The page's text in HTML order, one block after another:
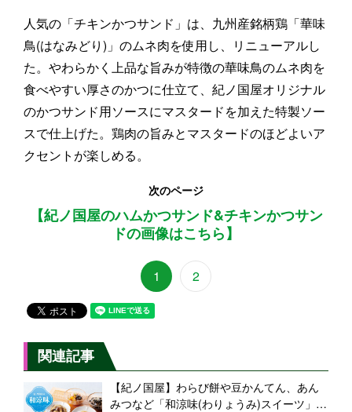
人気の「チキンかつサンド」は、九州産銘柄鶏「華味
鳥(はなみどり)」のムネ肉を使用し、リニューアルし
た。やわらかく上品な旨みが特徴の華味鳥のムネ肉を
食べやすい厚さのかつに仕立て、紀ノ国屋オリジナル
のかつサンド用ソースにマスタードを加えた特製ソー
スで仕上げた。鶏肉の旨みとマスタードのほどよいア
クセントが楽しめる。
次のページ
【紀ノ国屋のハムかつサンド&チキンかつサン
ドの画像はこちら】
1 2
関連記事
【紀ノ国屋】わらび餅や豆かんてん、あん
みつなど「和涼味(わりょうみ)スイーツ」を